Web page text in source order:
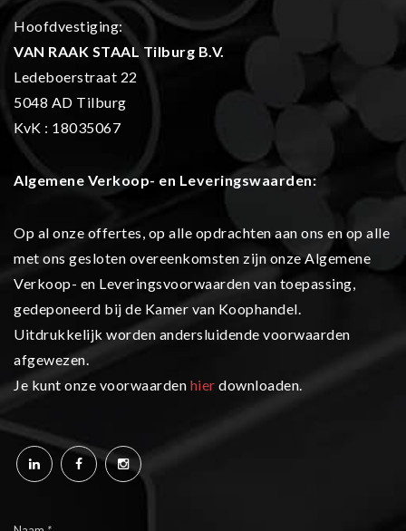
Hoofdvestiging:
VAN RAAK STAAL Tilburg B.V.
Ledeboerstraat 22
5048 AD Tilburg
KvK : 18035067
Algemene Verkoop- en L everingswaarden:
Op al onze offertes, op alle opdrachten aan ons en op alle
met ons gesloten overeenkomsten zijn onze Algemene
Verkoop- en Leveringsvoorwaarden van toepassing,
gedeponeerd bij de Kamer van Koophandel.
Uitdrukkelijk worden andersluidende voorwaarden
afgewezen.
Je kunt onze voorwaarden hier downloaden.